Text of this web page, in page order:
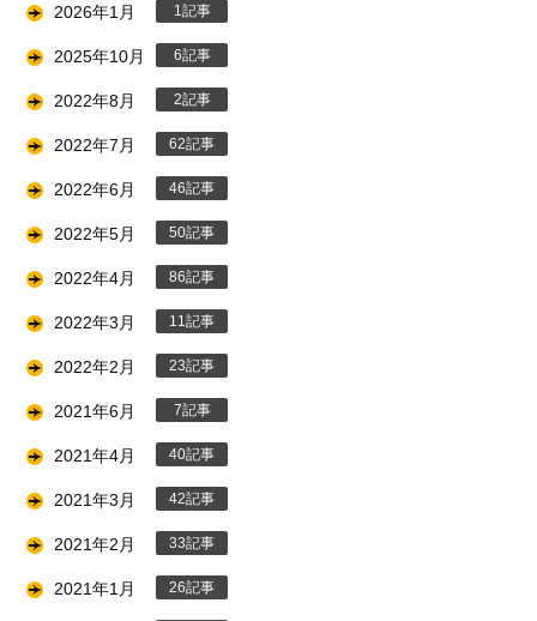
2026年1月 1
2025年10月 6
2022年8月 2
2022年7月 62
2022年6月 46
2022年5月 50
2022年4月 86
2022年3月 11
2022年2月 23
2021年6月 7
2021年4月 40
2021年3月 42
2021年2月 33
2021年1月 26